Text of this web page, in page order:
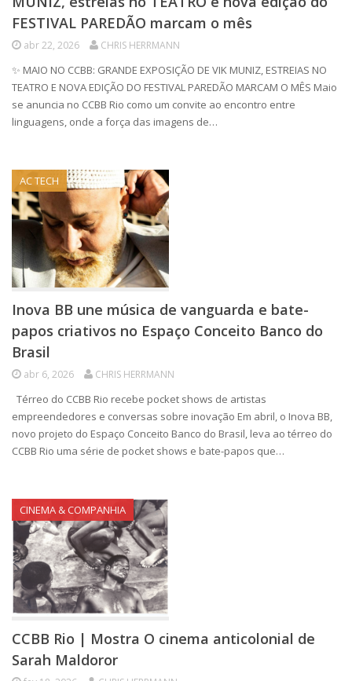
FESTIVAL PAREDÃO marcam o mês
abr 22, 2026 CHRIS HERRMANN
✨ MAIO NO CCBB: GRANDE EXPOSIÇÃO DE VIK MUNIZ, ESTREIAS NO
TEATRO E NOVA EDIÇÃO DO FESTIVAL PAREDÃO MARCAM O MÊS Maio
se anuncia no CCBB Rio como um convite ao encontro entre
linguagens, onde a força das imagens de…
AC TECH
Inova BB une música de vanguarda e bate-
papos criativos no Espaço Conceito Banco do
Brasil
abr 6, 2026 CHRIS HERRMANN
Térreo do CCBB Rio recebe pocket shows de artistas
empreendedores e conversas sobre inovação Em abril, o Inova BB,
novo projeto do Espaço Conceito Banco do Brasil, leva ao térreo do
CCBB Rio uma série de pocket shows e bate-papos que…
CINEMA & COMPANHIA
CCBB Rio | Mostra O cinema anticolonial de
Sarah Maldoror